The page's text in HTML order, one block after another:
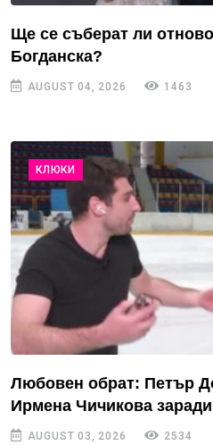
Ще се съберат ли
Богданска?
AUGUST 04, 2026 1463
КЛЮКИ
Любовен обрат: Петър
Ирмена Чичикова
AUGUST 03, 2026 2534